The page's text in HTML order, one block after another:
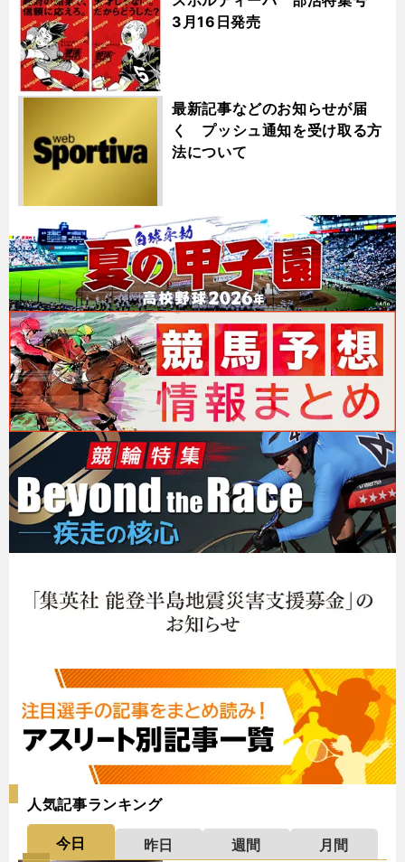
3月16日発売
最新記事などのお知らせが届
く プッシュ通知を受け取る方
法について
人気記事ランキング
今日 昨日 週間 月間